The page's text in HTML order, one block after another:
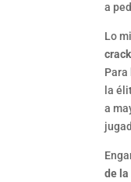
a
Lo
la
a
de